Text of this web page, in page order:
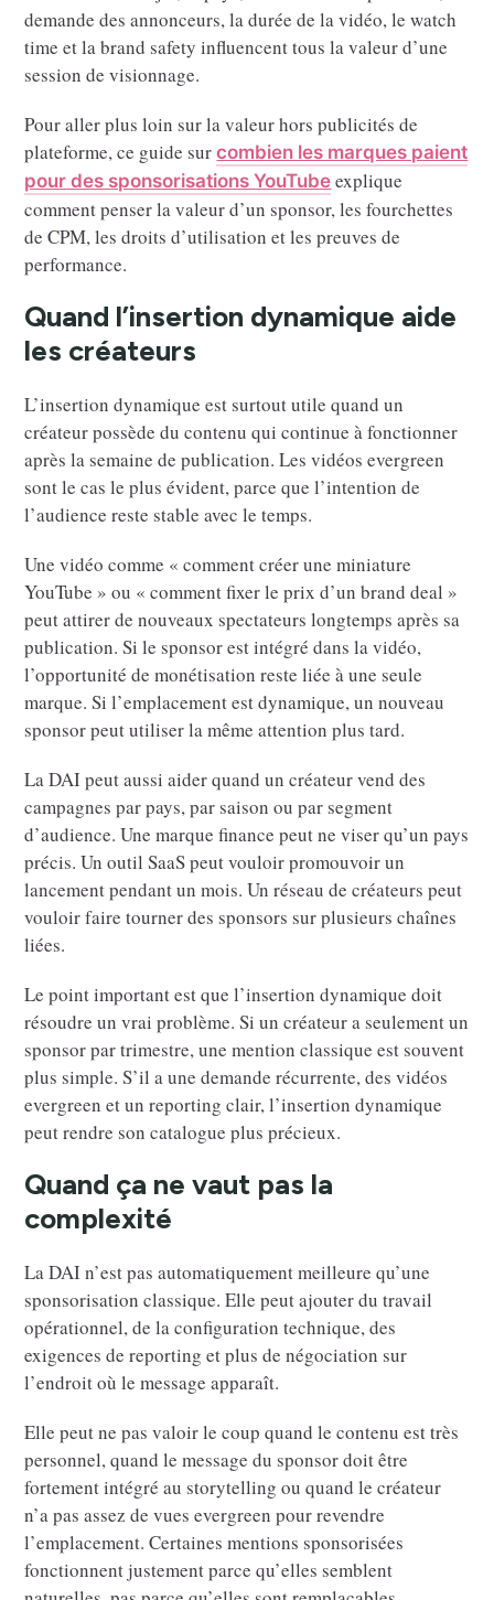
demande des annonceurs, la durée de la vidéo, le watch
time et la brand safety influencent tous la valeur d’une
session de visionnage.
Pour aller plus loin sur la valeur hors publicités de
plateforme, ce guide surcombien les marques paient
pour des sponsorisations YouTube explique
comment penser la valeur d’un sponsor, les fourchettes
de CPM, les droits d’utilisation et les preuves de
performance.
Quand l’insertion dynamique aide
les créateurs
L’insertion dynamique est surtout utile quand un
créateur possède du contenu qui continue à fonctionner
après la semaine de publication. Les vidéos evergreen
sont le cas le plus évident, parce que l’intention de
l’audience reste stable avec le temps.
Une vidéo comme « comment créer une miniature
YouTube » ou « comment fixer le prix d’un brand deal »
peut attirer de nouveaux spectateurs longtemps après sa
publication. Si le sponsor est intégré dans la vidéo,
l’opportunité de monétisation reste liée à une seule
marque. Si l’emplacement est dynamique, un nouveau
sponsor peut utiliser la même attention plus tard.
La DAI peut aussi aider quand un créateur vend des
campagnes par pays, par saison ou par segment
d’audience. Une marque finance peut ne viser qu’un pays
précis. Un outil SaaS peut vouloir promouvoir un
lancement pendant un mois. Un réseau de créateurs peut
vouloir faire tourner des sponsors sur plusieurs chaînes
liées.
Le point important est que l’insertion dynamique doit
résoudre un vrai problème. Si un créateur a seulement un
sponsor par trimestre, une mention classique est souvent
plus simple. S’il a une demande récurrente, des vidéos
evergreen et un reporting clair, l’insertion dynamique
peut rendre son catalogue plus précieux.
Quand ça ne vaut pas la
complexité
La DAI n’est pas automatiquement meilleure qu’une
sponsorisation classique. Elle peut ajouter du travail
opérationnel, de la configuration technique, des
exigences de reporting et plus de négociation sur
l’endroit où le message apparaît.
Elle peut ne pas valoir le coup quand le contenu est très
personnel, quand le message du sponsor doit être
fortement intégré au storytelling ou quand le créateur
n’a pas assez de vues evergreen pour revendre
l’emplacement. Certaines mentions sponsorisées
fonctionnent justement parce qu’elles semblent